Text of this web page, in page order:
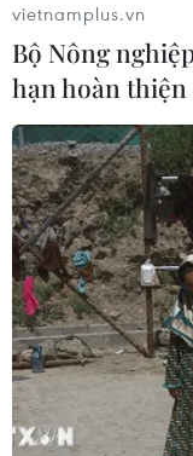
vietnamplus.vn
Bộ Nông
hạn hoàn thiện